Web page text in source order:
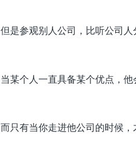
但是参观别人公司，比听公司人
当某个人一直具备某个优点，
而只有当你走进他公司的时候，